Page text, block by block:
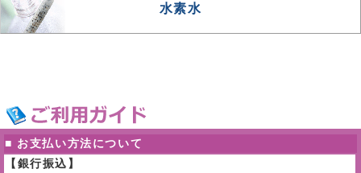
水素水
■ お支払い方法について
【銀行振込】